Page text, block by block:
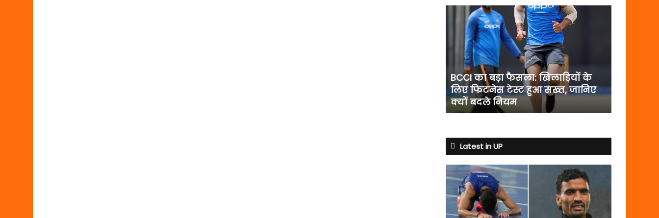
फैसला:
खिलाड़ियों
फिटनेस
टेस्ट
हुआ
सख्त,
बदले
नियम
BCCI का बड़ा फैसला: खिलाड़ियों के
लिए फिटनेस टेस्ट हुआ सख्त, जानिए
क्यों बदले नियम
Latest in UP